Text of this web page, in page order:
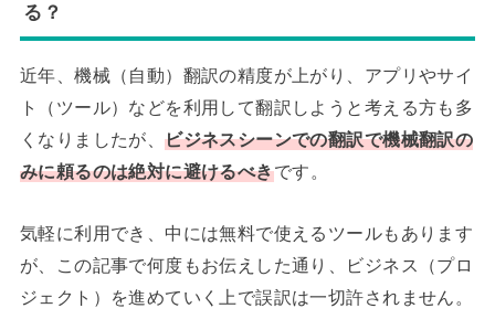
る？
近年、機械（自動）翻訳の精度が上がり、アプリやサイ
ト（ツール）などを利用して翻訳しようと考える方も多
くなりましたが、ビジネスシーンでの翻訳で機械翻訳の
みに頼るのは絶対に避けるべきです。
気軽に利用でき、中には無料で使えるツールもあります
が、この記事で何度もお伝えした通り、ビジネス（プロ
ジェクト）を進めていく上で誤訳は一切許されません。